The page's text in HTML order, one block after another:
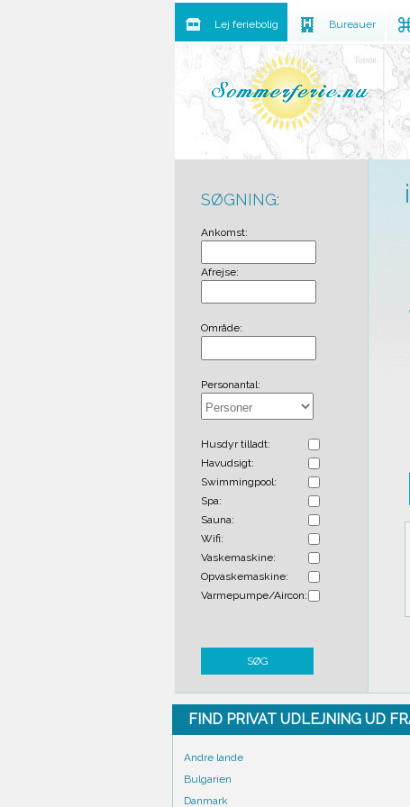
SØGNING:
Ankomst:
Afrejse:
Område:
Personantal:
Husdyr tilladt:
Havudsigt:
Swimmingpool:
Spa:
Sauna:
Wifi:
Vaskemaskine:
Opvaskemaskine:
Varmepumpe/Aircon:
SØG
FIND PRIVAT UDLEJNING UD
Andre lande
Bulgarien
Danmark
Lej feriebolig Bureauer